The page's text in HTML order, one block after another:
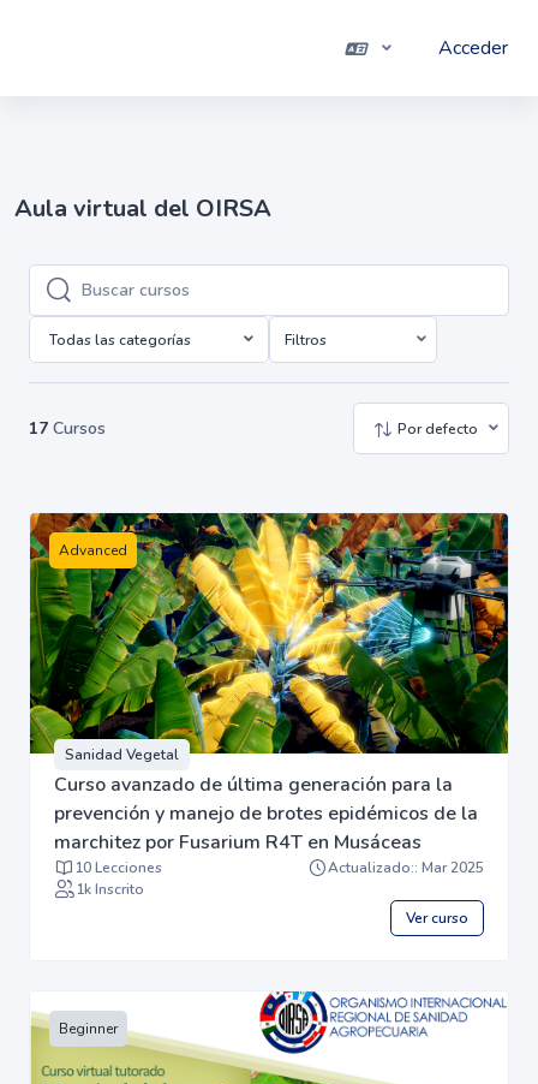
Acceder
Aula virtual del OIRSA
Buscar cursos
Buscar cursos
Todas las categorías Filtros
17 Cursos Por defecto
Advanced
Sanidad Vegetal
Curso avanzado de última generación para la
prevención y manejo de brotes epidémicos de la
marchitez por Fusarium R4T en Musáceas
10 Lecciones
Actualizado:: Mar 2025
1k Inscrito
Ver curso
Beginner